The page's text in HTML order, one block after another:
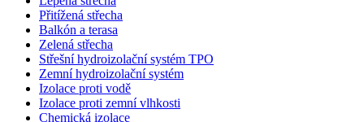
Přitížená střecha
Balkón a terasa
Zelená střecha
Střešní hydroizolační systém TPO
Zemní hydroizolační systém
Izolace proti vodě
Izolace proti zemní vlhkosti
Chemická izolace